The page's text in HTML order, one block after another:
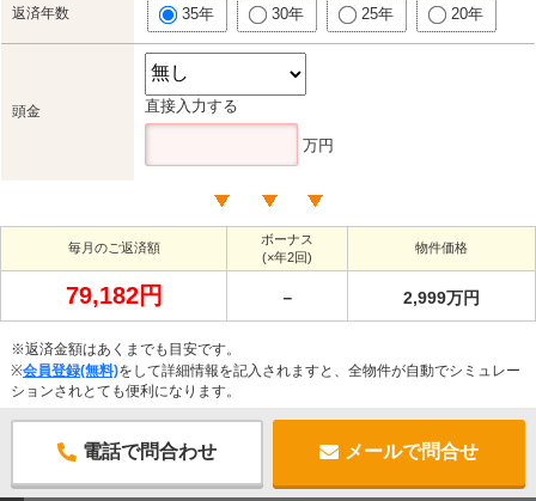
返済年数 35年 30年 25年 20年
頭金 直接入力する
万円
毎月のご返済額
ボーナス
(×年2回)
物件価格
79,182円 － 2,999万円
※返済金額はあくまでも目安です。
※会員登録(無料)をして詳細情報を記入されますと、全物件が自動でシミュレー
ションされとても便利になります。
電話で問合わせ メールで問合せ